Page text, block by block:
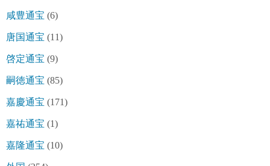
咸豊通宝 (6)
唐国通宝 (11)
啓定通宝 (9)
嗣徳通宝 (85)
嘉慶通宝 (171)
嘉祐通宝 (1)
嘉隆通宝 (10)